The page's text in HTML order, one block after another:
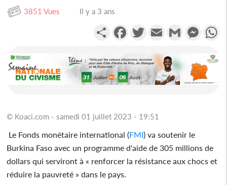
3851 Vues Il y a 3 ans
PartagerFacebookTwitterEmail Gmail
© Koaci.com - samedi 01 juillet 2023 - 19:51
Le Fonds monétaire international (FMI) va soutenir le
Burkina Faso avec un programme d'aide de 305 millions de
dollars qui serviront à « renforcer la résistance aux chocs et
réduire la pauvreté » dans le pays.